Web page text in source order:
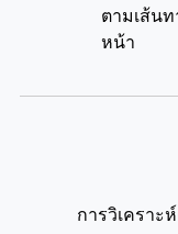
ตามเส้น
หน้า
การวิเคราะ